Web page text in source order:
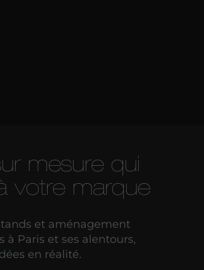
mesure qui
votre marque
et aménagement
à Paris et ses alentours,
en réalité.